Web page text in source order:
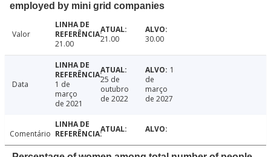
employed by mini grid companies
Valor
21.00
21.00 30.00
Data
1 de
março
de 2021
25 de
outubro
de 2022
1
de
março
de 2027
Comentário